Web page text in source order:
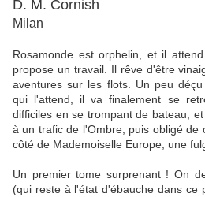
D. M. Cornish
Milan
Rosamonde est orphelin, et il
propose un travail. Il rêve d'être
aventures sur les flots. Un peu
qui l'attend, il va finalement se
difficiles en se trompant de bateau,
à un trafic de l'Ombre, puis obligé de
côté de Mademoiselle Europe, une
Un premier tome surprenant ! On
(qui reste à l'état d'ébauche dans ce